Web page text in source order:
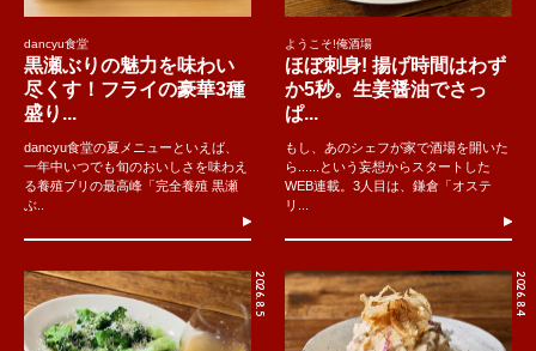
dancyu食堂
黒瀬ぶりの魅力を味わい
尽くす！フライの豪華3種
盛り...
dancyu食堂の夏メニューといえば、
一年中いつでも旬のおいしさを味わえ
る養殖ブリの最高峰「完全養殖 黒瀬
ぶ..
ようこそ!俺酒場
ほぼ刺身! 揚げ時間はわず
か5秒。生姜醤油でさっ
ぱ...
もし、あのシェフが家で酒場を開いた
ら......という妄想からスタートした
WEB連載。3人目は、鎌倉「オステ
リ...
2026.8.5 2026.8.4